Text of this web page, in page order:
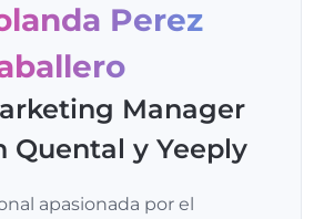
Perez
Manager
Quental y Yeeply
apasionada por el